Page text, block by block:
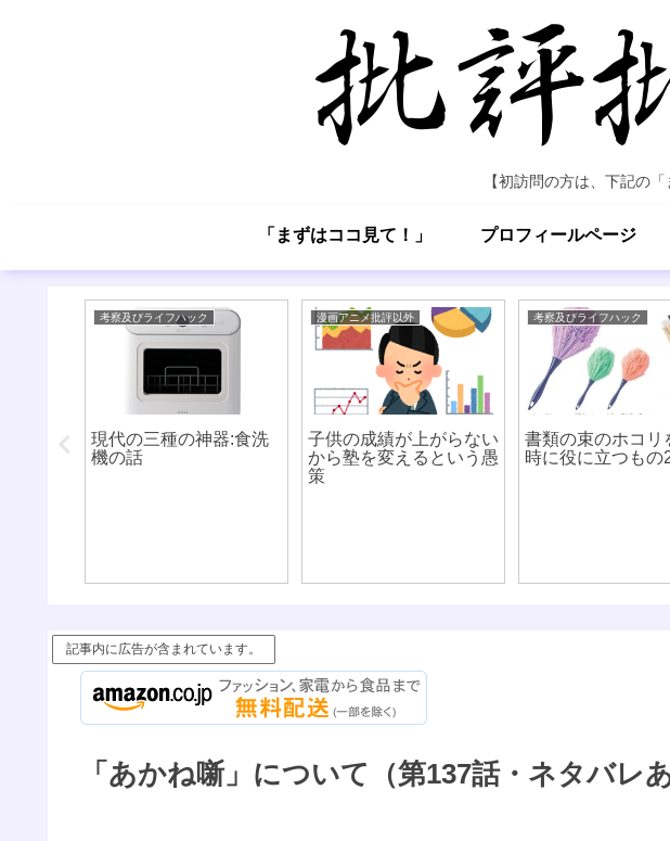
【初訪問の方は、下記の
「まずはココ見て！」 プロフィールページ
せる意
考察及びライフハック
現代の三種の神器:食洗
機の話
漫画アニメ批評以外
子供の成績が上がらない
から塾を変えるという愚
策
考察及びライフハック
書類の束のホコリ
時に役に立つもの
記事内に広告が含まれています。
「あかね噺」について（第137話・ネタバレ